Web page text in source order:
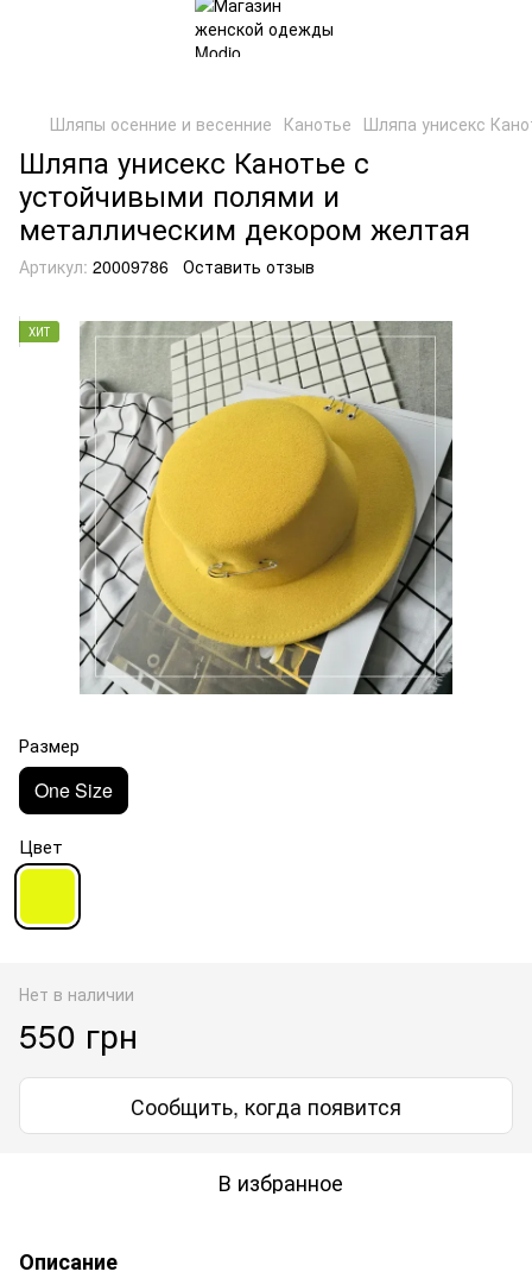
Шляпы осенние и весенние Канотье Шляпа унисекс
Шляпа унисекс Канотье с
устойчивыми полями и
металлическим декором желтая
Артикул: 20009786 Оставить отзыв
ХИТ
Размер
One Size
Цвет
Нет в наличии
550 грн
Сообщить, когда появится
В избранное
Описание